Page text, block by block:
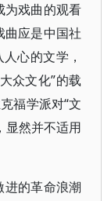
为戏曲的观看
应是中国社
心的文学，
众文化”的载
福学派对“文
显然并不适用
进的革命浪潮